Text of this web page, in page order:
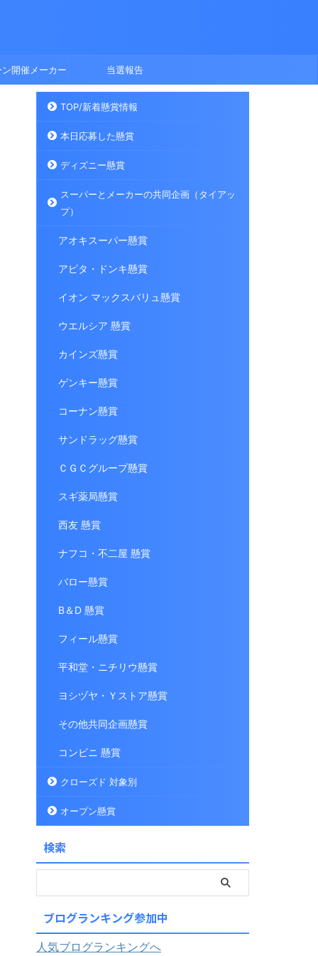
開催メーカー 当選報告
TOP/新着懸賞情報
本日応募した懸賞
ディズニー懸賞
スーパーとメーカーの共同企画（タイアッ
プ）
アオキスーパー懸賞
アピタ・ドンキ懸賞
イオン マックスバリュ懸賞
ウエルシア 懸賞
カインズ懸賞
ゲンキー懸賞
コーナン懸賞
サンドラッグ懸賞
ＣＧＣグループ懸賞
スギ薬局懸賞
西友 懸賞
ナフコ・不二屋 懸賞
バロー懸賞
B＆D 懸賞
フィール懸賞
平和堂・ニチリウ懸賞
ヨシヅヤ・Ｙストア懸賞
その他共同企画懸賞
コンビニ 懸賞
クローズド 対象別
オープン懸賞
検索
ブログランキング参加中
人気ブログランキングへ